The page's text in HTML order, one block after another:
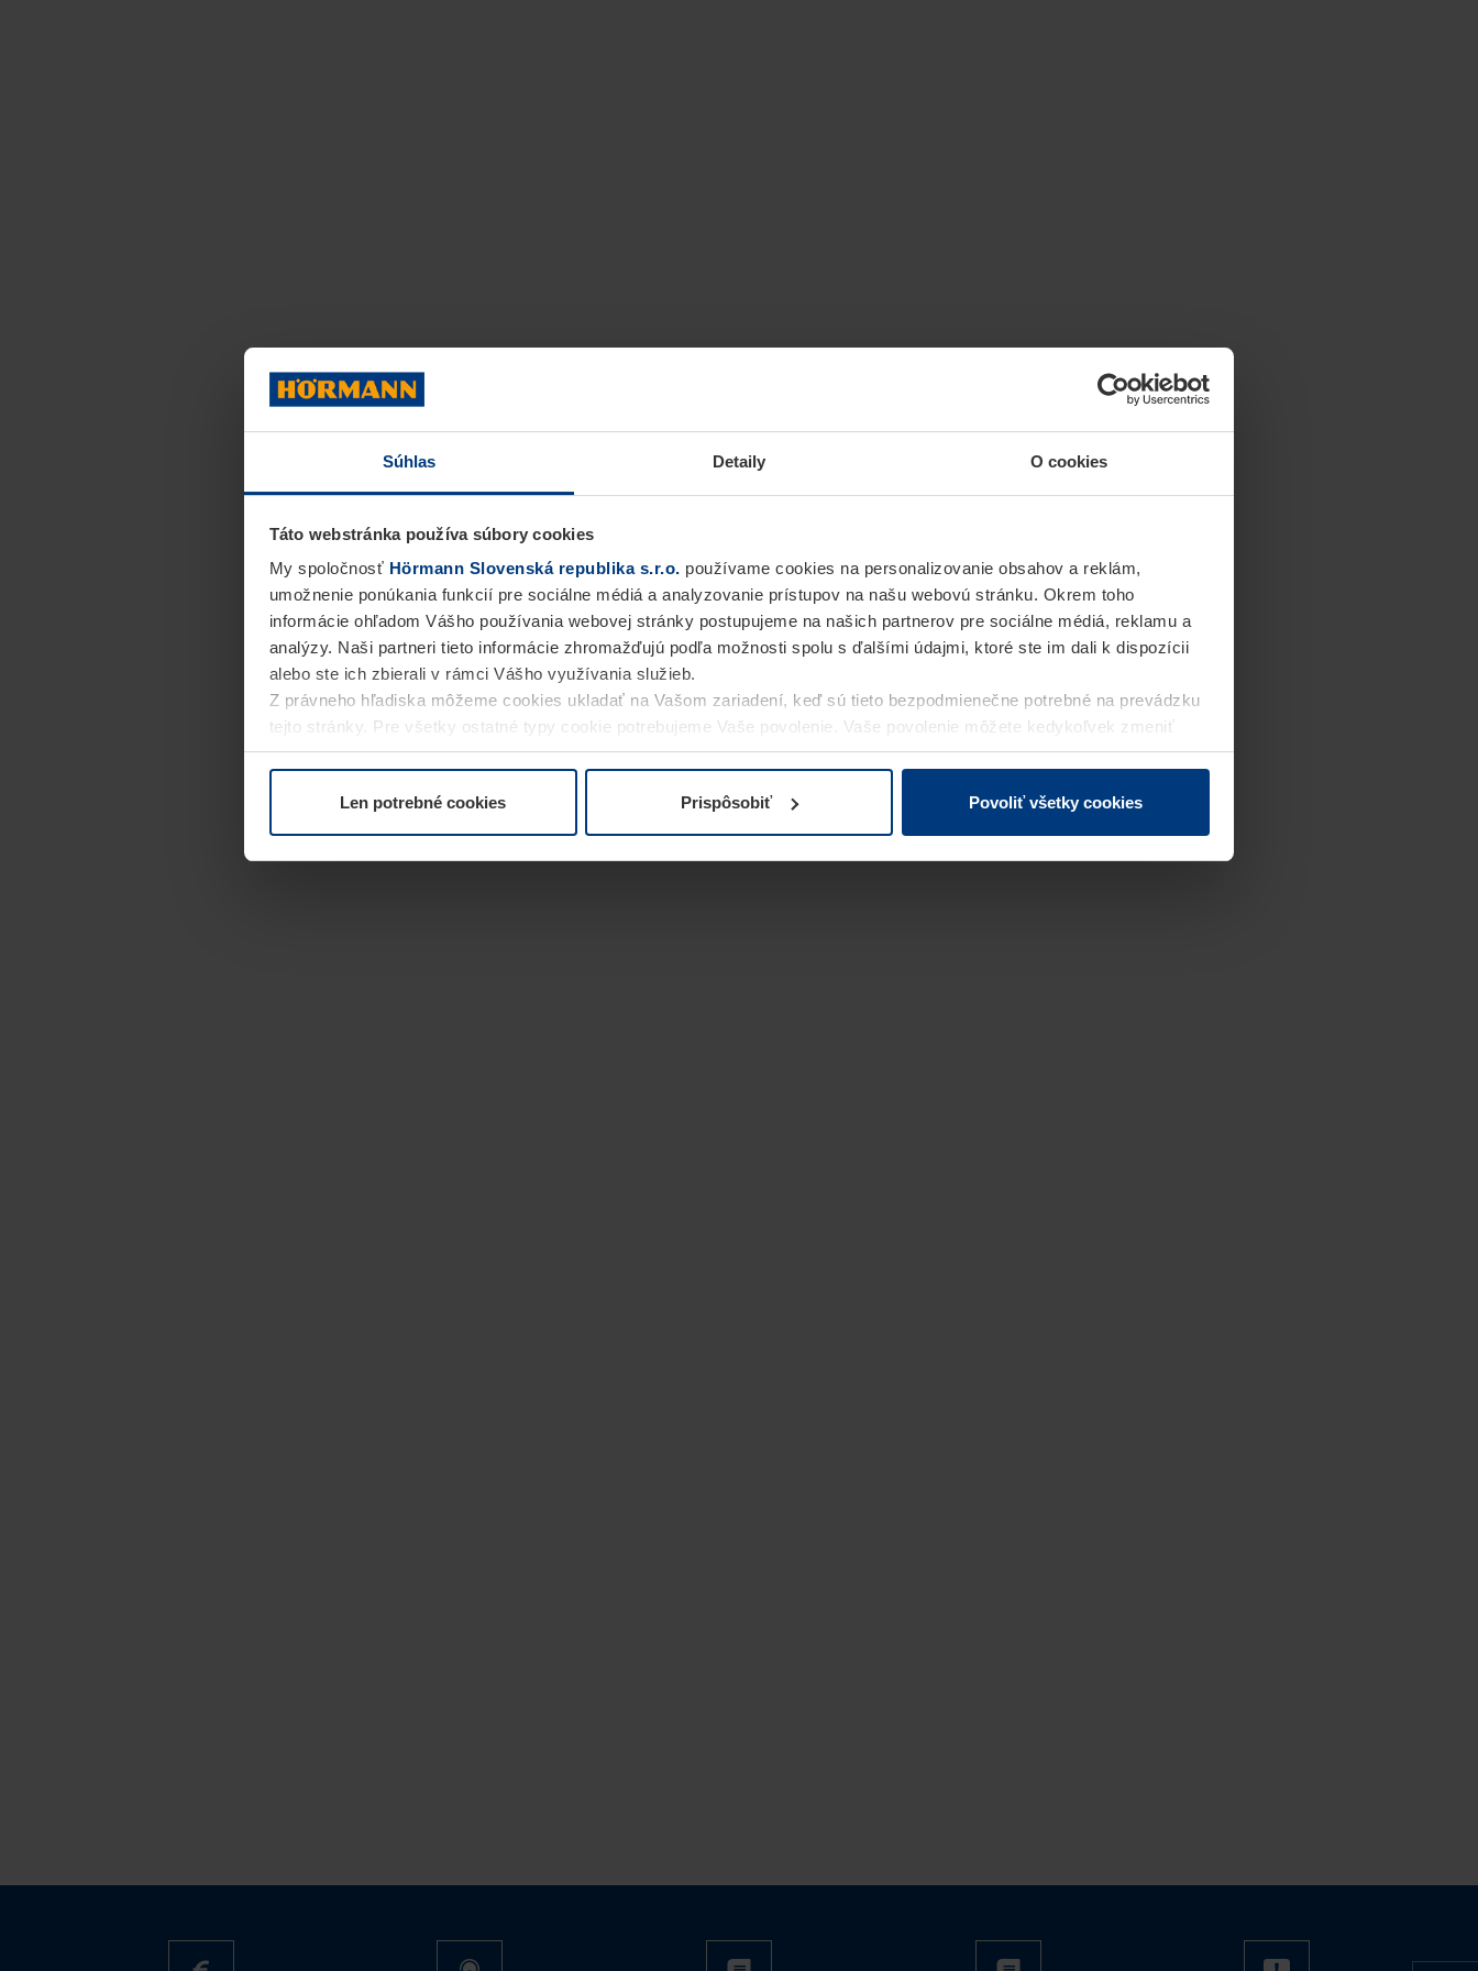
Súhlas Detaily O cookies
Táto webstránka používa súbory cookies
My spoločnosť Hörmann Slovenská republika s.r.o. používame cookies na personalizovanie obsahov a reklám,
umožnenie ponúkania funkcií pre sociálne médiá a analyzovanie prístupov na našu webovú stránku. Okrem toho
informácie ohľadom Vášho používania webovej stránky postupujeme na našich partnerov pre sociálne médiá, reklamu a
analýzy. Naši partneri tieto informácie zhromažďujú podľa možnosti spolu s ďalšími údajmi, ktoré ste im dali k dispozícii
alebo ste ich zbierali v rámci Vášho využívania služieb.
Z právneho hľadiska môžeme cookies ukladať na Vašom zariadení, keď sú tieto bezpodmienečne potrebné na prevádzku
tejto stránky. Pre všetky ostatné typy cookie potrebujeme Vaše povolenie. Vaše povolenie môžete kedykoľvek zmeniť
alebo odvolať vo vysvetlení cookie na stránkeVyhlásenie o ochrane osobných údajovnašej webovej stránky.
Len potrebné cookies Prispôsobiť Povoliť všetky cookies